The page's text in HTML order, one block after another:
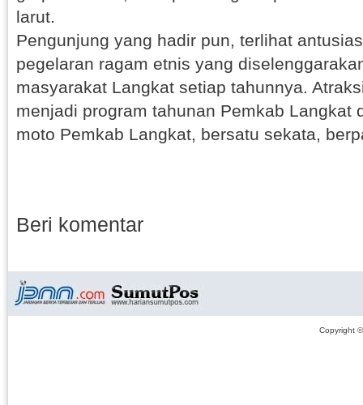
larut.
Pengunjung yang hadir pun, terlihat
pegelaran ragam etnis yang
masyarakat Langkat setiap tahunnya.
menjadi program tahunan Pemkab Langkat
moto Pemkab Langkat, bersatu sekata,
Beri komentar
Copyright